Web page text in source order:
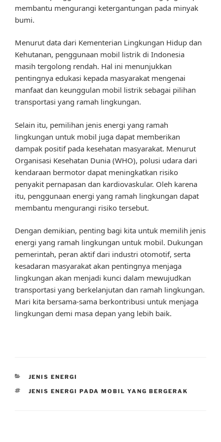
membantu mengurangi ketergantungan pada minyak
bumi.
Menurut data dari Kementerian Lingkungan Hidup dan
Kehutanan, penggunaan mobil listrik di Indonesia
masih tergolong rendah. Hal ini menunjukkan
pentingnya edukasi kepada masyarakat mengenai
manfaat dan keunggulan mobil listrik sebagai pilihan
transportasi yang ramah lingkungan.
Selain itu, pemilihan jenis energi yang ramah
lingkungan untuk mobil juga dapat memberikan
dampak positif pada kesehatan masyarakat. Menurut
Organisasi Kesehatan Dunia (WHO), polusi udara dari
kendaraan bermotor dapat meningkatkan risiko
penyakit pernapasan dan kardiovaskular. Oleh karena
itu, penggunaan energi yang ramah lingkungan dapat
membantu mengurangi risiko tersebut.
Dengan demikian, penting bagi kita untuk memilih jenis
energi yang ramah lingkungan untuk mobil. Dukungan
pemerintah, peran aktif dari industri otomotif, serta
kesadaran masyarakat akan pentingnya menjaga
lingkungan akan menjadi kunci dalam mewujudkan
transportasi yang berkelanjutan dan ramah lingkungan.
Mari kita bersama-sama berkontribusi untuk menjaga
lingkungan demi masa depan yang lebih baik.
CATEGORIES
JENIS ENERGI
TAGS
JENIS ENERGI PADA MOBIL YANG BERGERAK